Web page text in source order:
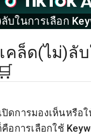
บในการเลือก
คล็ด(ไม่)ลั
ดการมองเห็นหรือ
การเลือกใช้